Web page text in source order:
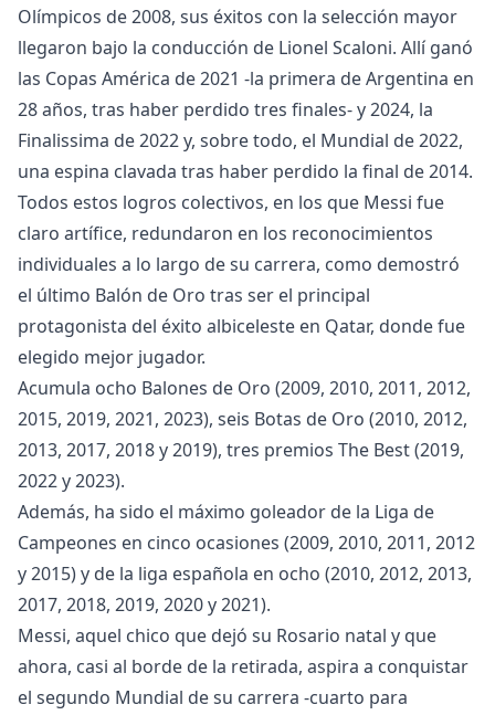
Olímpicos de 2008, sus éxitos con la selección mayor
llegaron bajo la conducción de Lionel Scaloni. Allí ganó
las Copas América de 2021 -la primera de Argentina en
28 años, tras haber perdido tres finales- y 2024, la
Finalissima de 2022 y, sobre todo, el Mundial de 2022,
una espina clavada tras haber perdido la final de 2014.
Todos estos logros colectivos, en los que Messi fue
claro artífice, redundaron en los reconocimientos
individuales a lo largo de su carrera, como demostró
el último Balón de Oro tras ser el principal
protagonista del éxito albiceleste en Qatar, donde fue
elegido mejor jugador.
Acumula ocho Balones de Oro (2009, 2010, 2011, 2012,
2015, 2019, 2021, 2023), seis Botas de Oro (2010, 2012,
2013, 2017, 2018 y 2019), tres premios The Best (2019,
2022 y 2023).
Además, ha sido el máximo goleador de la Liga de
Campeones en cinco ocasiones (2009, 2010, 2011, 2012
y 2015) y de la liga española en ocho (2010, 2012, 2013,
2017, 2018, 2019, 2020 y 2021).
Messi, aquel chico que dejó su Rosario natal y que
ahora, casi al borde de la retirada, aspira a conquistar
el segundo Mundial de su carrera -cuarto para